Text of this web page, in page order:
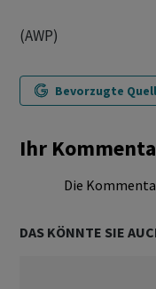
(AWP)
Bevorzugte
Ihr
Die
DAS KÖNNTE SIE